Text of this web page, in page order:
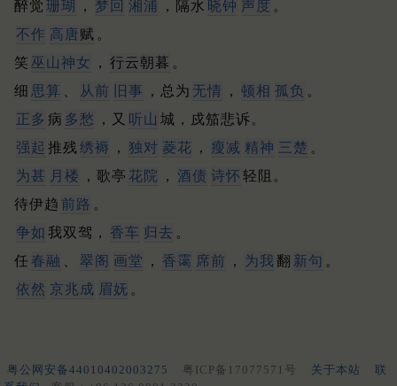
醉觉 珊瑚 ， 梦回 湘浦 ，隔水 晓钟 声度 。
不作 高唐赋 。
笑 巫山神女 ， 行云朝暮 。
细 思算 从前 旧事 ，总为 无情 ， 顿相 孤负 。
正多 病 多愁 ，又 听山 城，戍笳悲诉。
强起 推残 绣褥 ， 独对 菱花 ， 瘦减 精神 三楚 。
为甚 月楼 ，歌亭 花院 ， 酒债 诗怀 轻阻。
待伊趋 前路 。
争如 我双驾， 香车 归去 。
任 春融 翠阁 画堂 ， 香霭 席前 ， 为我 翻 新句 。
依然 京兆成 眉妩 。
粤公网安备44010402003275 粤ICP备17077571号 关于本站
联